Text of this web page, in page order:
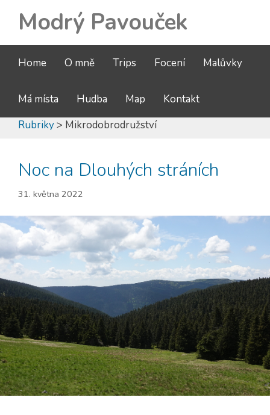
Modrý Pavouček
Home O mně Trips Focení Malůvky
Má místa Hudba Map
Kontakt
Rubriky> Mikrodobrodružství
Noc na Dlouhých stráních
31. května 2022